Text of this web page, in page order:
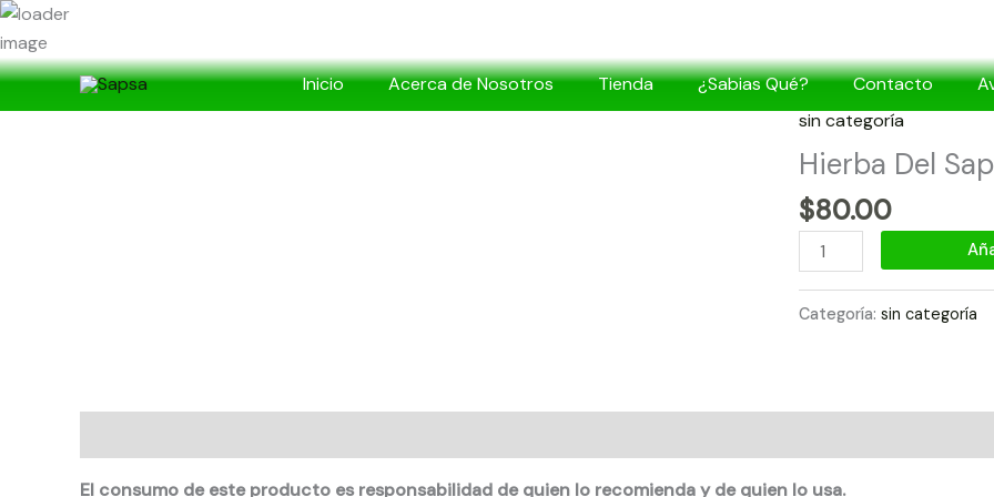
Ir
al
contenido
Inicio Acerca de Nosotros Tienda ¿Sabias Qué? Contacto
sin categoría
Hierba Del
$80.00
Hierba
Del
150
Caps
cantidad
Categoría: sin categoría
El consumo de este producto es responsabilidad de quien lo recomienda y de quien lo usa.